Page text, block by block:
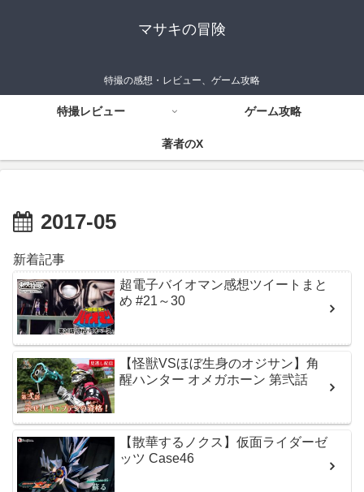
マサキの冒険
特撮の感想・レビュー、ゲーム攻略
特撮レビュー ゲーム攻略
著者のX
2017-05
新着記事
超電子バイオマン感想ツイートまと
め #21～30
【怪獣VSほぼ生身のオジサン】角
醒ハンター オメガホーン 第弐話
【散華するノクス】仮面ライダーゼ
ッツ Case46